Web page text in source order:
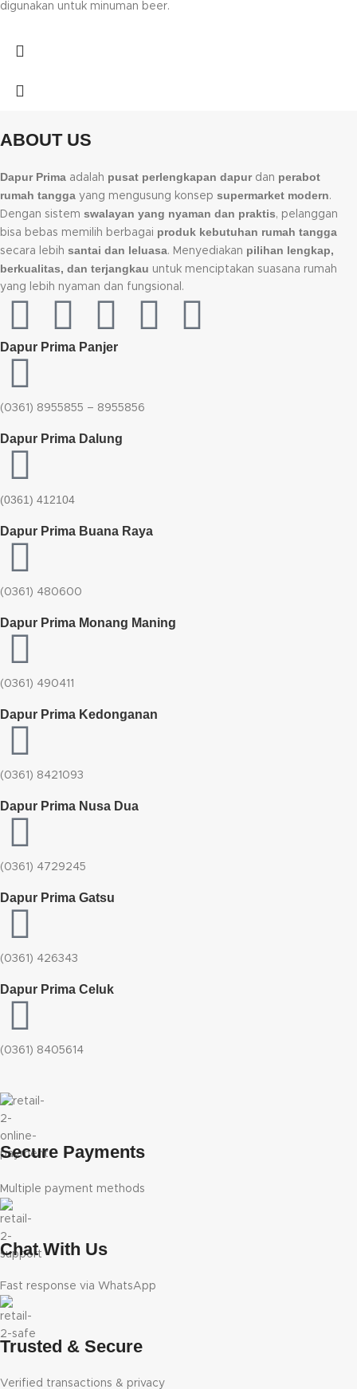
digunakan untuk minuman beer.
ABOUT US
Dapur Prima adalah pusat perlengkapan dapurdan perabot
rumah tangga yang mengusung konsep supermarket modern.
Dengan sistem swalayan yang nyaman dan praktis, pelanggan
bisa bebas memilih berbagai produk kebutuhan rumah tangga
secara lebih santai dan leluasa. Menyediakan pilihan lengkap,
berkualitas, dan terjangkau untuk menciptakan suasana rumah
yang lebih nyaman dan fungsional.
Dapur Prima Panjer
(0361) 8955855 – 8955856​
Dapur Prima Dalung
(0361) 412104
Dapur Prima Buana Raya
(0361) 480600
Dapur Prima Monang Maning
(0361) 490411​
Dapur Prima Kedonganan
(0361) 8421093
Dapur Prima Nusa Dua
(0361) 4729245
Dapur Prima Gatsu
(0361) 426343
Dapur Prima Celuk
(0361) 8405614
Secure Payments
Multiple payment methods
Chat With Us
Fast response via WhatsApp
Trusted & Secure
Verified transactions & privacy